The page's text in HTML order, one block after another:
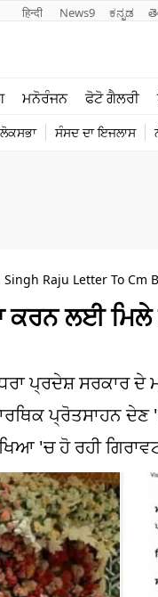
हिन्दी News9 ಕನ್ನಡ
ਮਨੋਰੰਜਨ ਫੋਟੋ ਗੈਲਰੀ
ਲੋਕਸਭਾ ਸੰਸਦ ਦਾ ਇਜਲਾਸ
Singh Raju Letter To
ਕਰਨ ਲਈ
ਪ੍ਰਦੇਸ਼ ਸਰਕਾਰ ਦੇ
ਪ੍ਰੋਤਸਾਹਨ ਦੇਣ
'ਚ ਹੋ ਰਹੀ